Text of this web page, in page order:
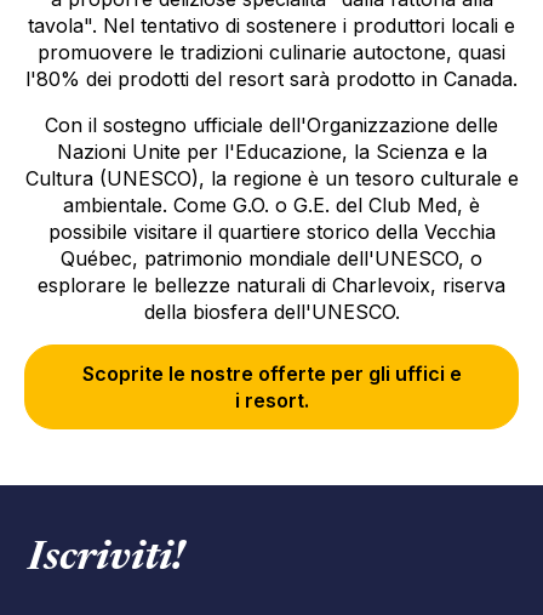
tavola". Nel tentativo di sostenere i produttori locali e
promuovere le tradizioni culinarie autoctone, quasi
l'80% dei prodotti del resort sarà prodotto in Canada.
Con il sostegno ufficiale dell'Organizzazione delle
Nazioni Unite per l'Educazione, la Scienza e la
Cultura (UNESCO), la regione è un tesoro culturale e
ambientale. Come G.O. o G.E. del Club Med, è
possibile visitare il quartiere storico della Vecchia
Québec, patrimonio mondiale dell'UNESCO, o
esplorare le bellezze naturali di Charlevoix, riserva
della biosfera dell'UNESCO.
Scoprite le nostre offerte per gli uffici e
i resort.
Iscriviti!